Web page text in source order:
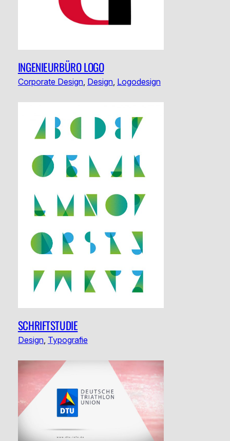
INGENIEURBÜRO LOGO
Corporate Design, Design, Logodesign
SCHRIFTSTUDIE
Design, Typografie